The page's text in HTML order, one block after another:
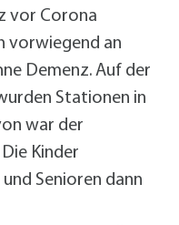
vor Corona
vorwiegend an
Demenz. Auf der
Stationen in
war der
Kinder
Senioren dann